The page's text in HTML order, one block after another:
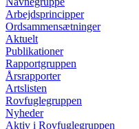
Arbejdsprincipper
Ordsammensætninger
Aktuelt
Publikationer
Rapportgruppen
Årsrapporter
Artslisten
Rovfuglegruppen
Nyheder
Aktiv i Rovfuglegruppen